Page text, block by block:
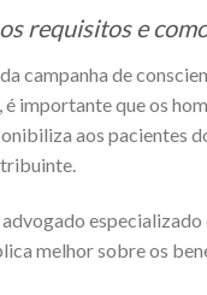
requisitos e
campanha de
importante que os
aos pacientes
melhor sobre os